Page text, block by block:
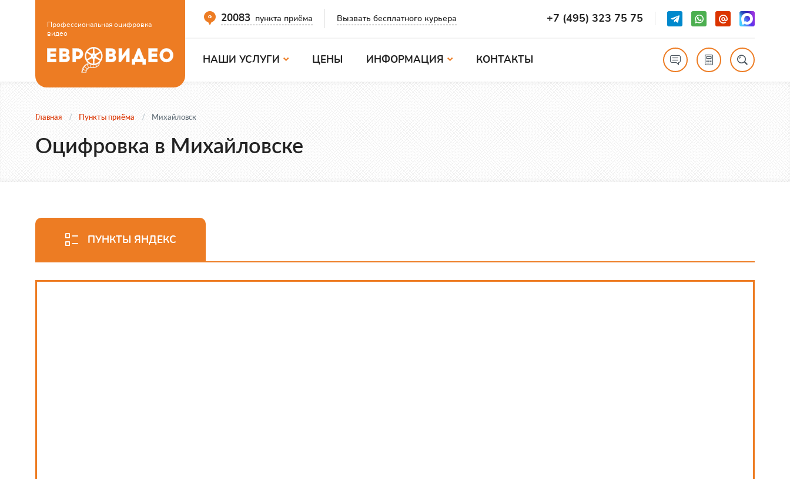
Профессиональная оцифровка
видео
20083 пункта приёма Вызвать бесплатного курьера +7 (495) 323 75 75
НАШИ УСЛУГИ ЦЕНЫ ИНФОРМАЦИЯ КОНТАКТЫ
Главная Пункты приёма Михайловск
Оцифровка в Михайловске
ПУНКТЫ ЯНДЕКС